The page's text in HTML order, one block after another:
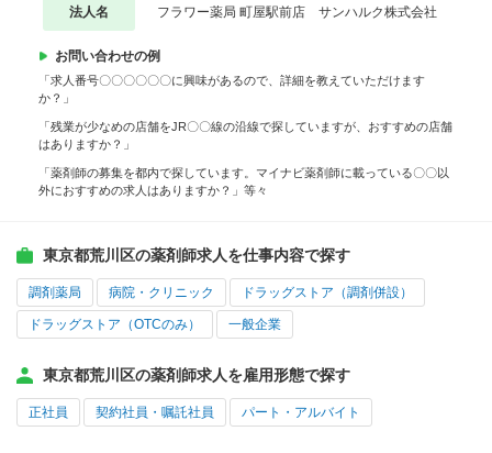
法人名 フラワー薬局 町屋駅前店 サンハルク株式会社
お問い合わせの例
「求人番号〇〇〇〇〇〇に興味があるので、詳細を教えていただけます
か？」
「残業が少なめの店舗をJR〇〇線の沿線で探していますが、おすすめの店舗
はありますか？」
「薬剤師の募集を都内で探しています。マイナビ薬剤師に載っている〇〇以
外におすすめの求人はありますか？」等々
東京都荒川区の薬剤師求人を仕事内容で探す
調剤薬局 病院・クリニック ドラッグストア（調剤併設）
ドラッグストア（OTCのみ） 一般企業
東京都荒川区の薬剤師求人を雇用形態で探す
正社員 契約社員・嘱託社員 パート・アルバイト